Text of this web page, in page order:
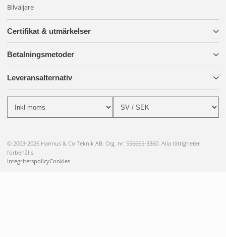
Bilväljare
Certifikat & utmärkelser
Betalningsmetoder
Leveransalternativ
© 2003-2026 Hannus & Co Teknik AB. Org. nr: 556665-3360. Alla rättigheter
förbehålls.
IntegritetspolicyCookies